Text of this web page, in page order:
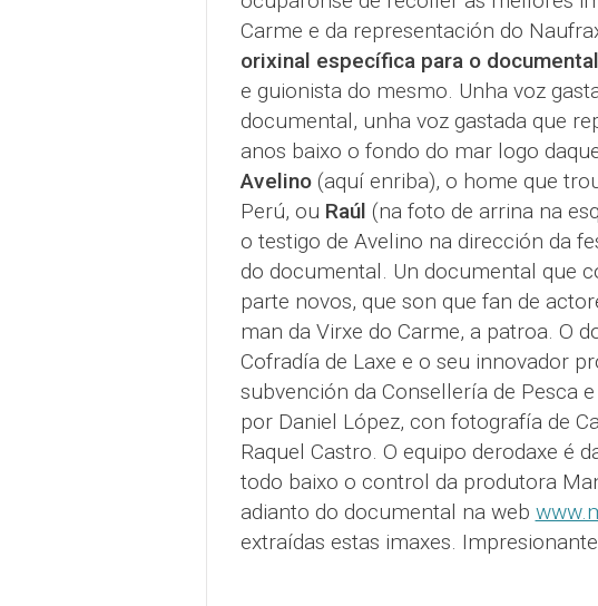
Carme e da representación do
orixinal específica para o
e guionista do mesmo. Unha voz
documental, unha voz gastada que
anos baixo o fondo do mar logo
Avelino (aquí enriba), o home que
Perú, ou Raúl (na foto de arrina na
o testigo de Avelino na dirección da
do documental. Un documental que
parte novos, que son que fan de
man da Virxe do Carme, a patroa. O
Cofradía de Laxe e o seu innovador
subvención da Consellería de Pesca
por Daniel López, con fotografía de
Raquel Castro. O equipo derodaxe é
todo baixo o control da produtora
adianto do documental na web
extraídas estas imaxes.